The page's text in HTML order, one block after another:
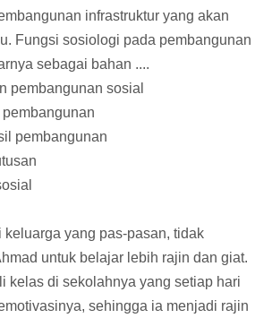
infrastruktur yang akan
Fungsi sosiologi pada pembangunan
sebagai bahan ....
pembangunan sosial
pembangunan
yang pas-pasan, tidak
untuk belajar lebih rajin dan giat.
kelas di sekolahnya yang setiap hari
sehingga ia menjadi rajin